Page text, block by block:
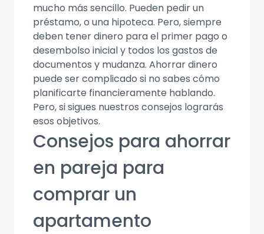
mucho más sencillo. Pueden pedir un
préstamo, o una hipoteca. Pero, siempre
deben tener dinero para el primer pago o
desembolso inicial y todos los gastos de
documentos y mudanza. Ahorrar dinero
puede ser complicado si no sabes cómo
planificarte financieramente hablando.
Pero, si sigues nuestros consejos lograrás
esos objetivos.
Consejos para ahorrar
en pareja para
comprar un
apartamento